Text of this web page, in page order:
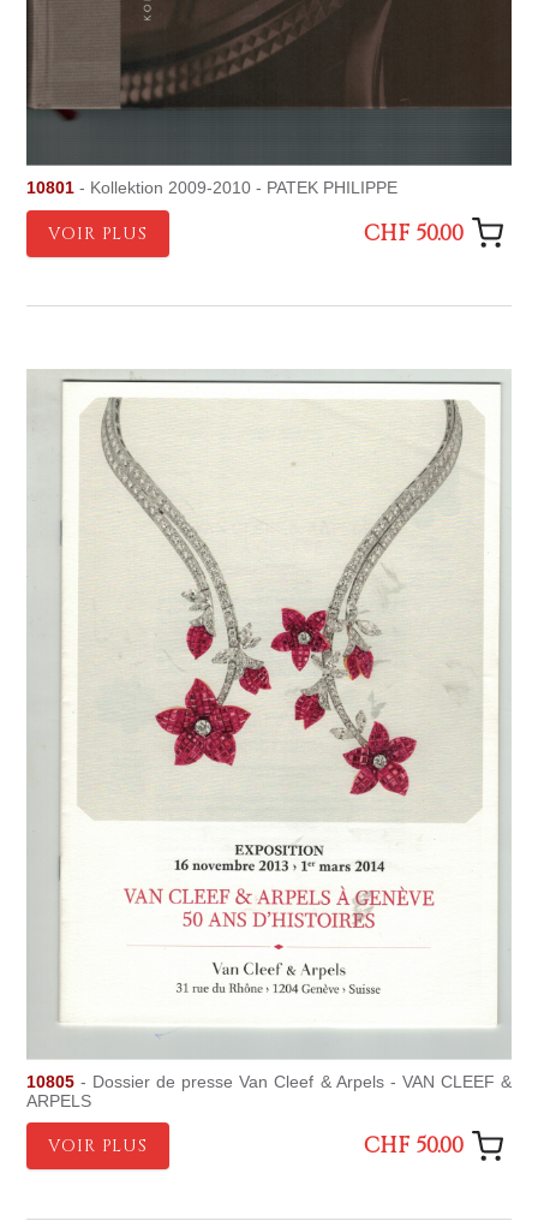
10801 - Kollektion 2009-2010 - PATEK PHILIPPE
VOIR PLUS CHF 50.00
10805 - Dossier de presse Van Cleef & Arpels - VAN CLEEF &
ARPELS
VOIR PLUS CHF 50.00